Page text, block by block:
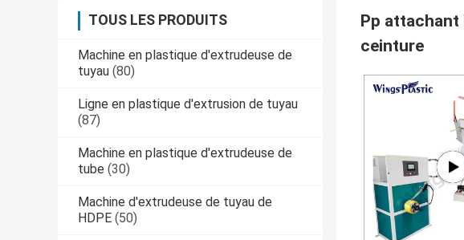
TOUS LES PRODUITS
Machine en plastique d'extrudeuse de
tuyau (80)
Ligne en plastique d'extrusion de tuyau
(87)
Machine en plastique d'extrudeuse de
tube (30)
Machine d'extrudeuse de tuyau de
HDPE (50)
Pp attachant
ceinture